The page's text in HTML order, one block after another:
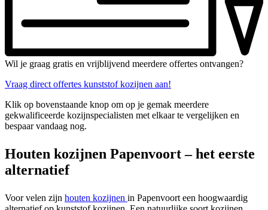
Wil je graag gratis en vrijblijvend meerdere offertes ontvangen?
Vraag direct offertes kunststof kozijnen aan!
Klik op bovenstaande knop om op je gemak meerdere
gekwalificeerde kozijnspecialisten met elkaar te vergelijken en
bespaar vandaag nog.
Houten kozijnen Papenvoort – het eerste
alternatief
Voor velen zijn houten kozijnen in Papenvoort een hoogwaardig